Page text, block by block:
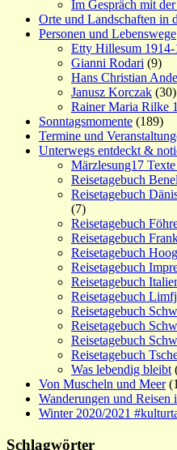
Im Gespräch mit
Orte und Landschaften in
Personen und Lebenswege
Etty Hillesum 1914-
Gianni Rodari (9)
Hans Christian
Janusz Korczak (30)
Rainer Maria Rilke
Sonntagsmomente (189)
Termine und
Unterwegs entdeckt &
Märzlesung17
Reisetagebuch
Reisetagebuch
(7)
Reisetagebuch
Reisetagebuch
Reisetagebuch
Reisetagebuch
Reisetagebuch
Reisetagebuch
Reisetagebuch
Reisetagebuch
Reisetagebuch
Reisetagebuch
Was lebendig bleibt
Von Muscheln und Meer
Wanderungen und Reisen
Winter 2020/2021
Schlagwörter